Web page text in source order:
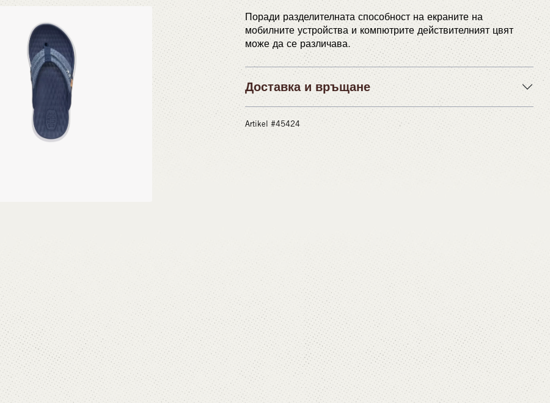
Поради разделителната способност на екраните на
мобилните устройства и компютрите действителният цвят
може да се различава.
Доставка и връщане
Artikel #45424